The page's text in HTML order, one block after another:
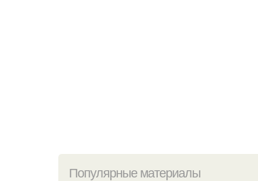
Популярные материалы